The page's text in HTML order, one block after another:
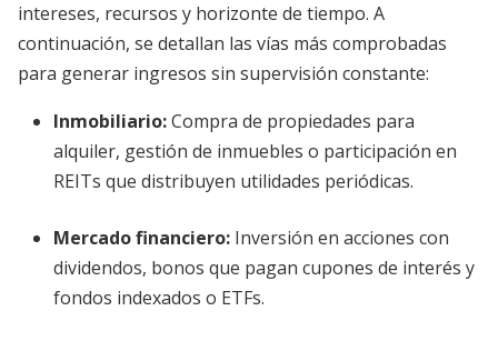
intereses, recursos y horizonte de tiempo. A
continuación, se detallan las vías más comprobadas
para generar ingresos sin supervisión constante:
Inmobiliario:Compra de propiedades para
alquiler, gestión de inmuebles o participación en
REITs que distribuyen utilidades periódicas.
Mercado financiero: Inversión en acciones con
dividendos, bonos que pagan cupones de interés y
fondos indexados o ETFs.